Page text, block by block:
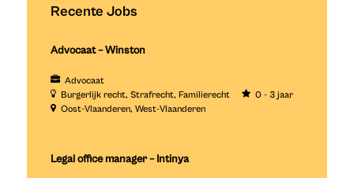
Recente Jobs
Advocaat – Winston
Advocaat
Burgerlijk recht Strafrecht Familierecht
0 - 3 jaar
Oost-Vlaanderen West-Vlaanderen
Legal office manager – Intinya